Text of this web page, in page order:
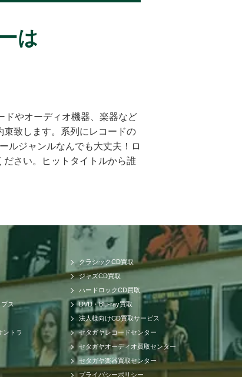
は
ドやオーディオ機器、楽器など
致します。系列にレコードの
ルジャンルなんでも大丈夫！ロ
さい。ヒットタイトルから誰
買取させて頂けるのはセタガヤ
トワークだけでなく、アメリ
す。業界トップの高価買取を実
やポップス系CDで帯の形状や
売に関する最適ルートも様々
を処分したい・売りたい・現金
買取、出張買取、店頭買取の
費、査定料、送料、振込手数
日払いも可能です。急にお金
プ、スピーカーなどのオーデ
籍しており確実に相場以上の
プス
ントラ
クラシックCD買取
ジャズCD買取
ハードロックCD買取
DVD・Blu-ray買取
法人様向けCD買取サービス
セタガヤレコードセンター
セタガヤオーディオ買取センター
セタガヤ楽器買取センター
プライバシーポリシー